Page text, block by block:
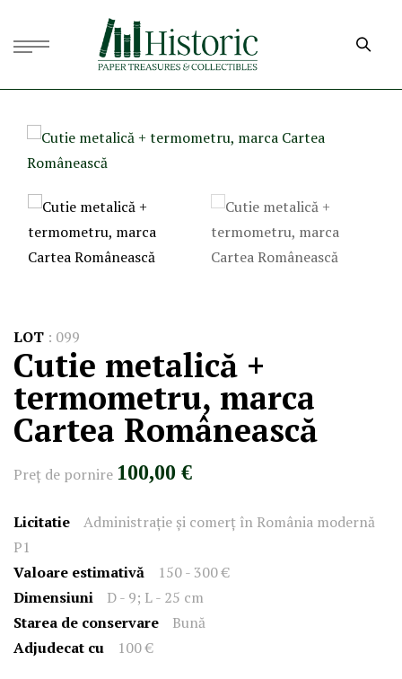
LOT : 099
Cutie metalică +
termometru, marca
Cartea Românească
Preţ de pornire 100,00 €
Licitatie
Administrație și comerț în România modernă
P1
Valoare estimativă
150 - 300 €
Dimensiuni
D - 9; L - 25 cm
Starea de conservare
Bună
Adjudecat cu
100 €